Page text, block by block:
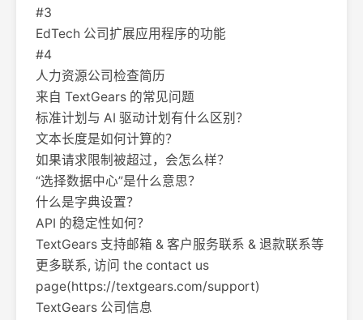
#3
EdTech 公司扩展应用程序的功能
#4
人力资源公司检查简历
来自 TextGears 的常见问题
标准计划与 AI 驱动计划有什么区别？
文本长度是如何计算的？
如果请求限制被超过，会怎么样？
“选择数据中心”是什么意思？
什么是字典设置？
API 的稳定性如何？
TextGears 支持邮箱 & 客户服务联系 & 退款联系等
更多联系, 访问 the contact us
page(https://textgears.com/support)
TextGears 公司信息